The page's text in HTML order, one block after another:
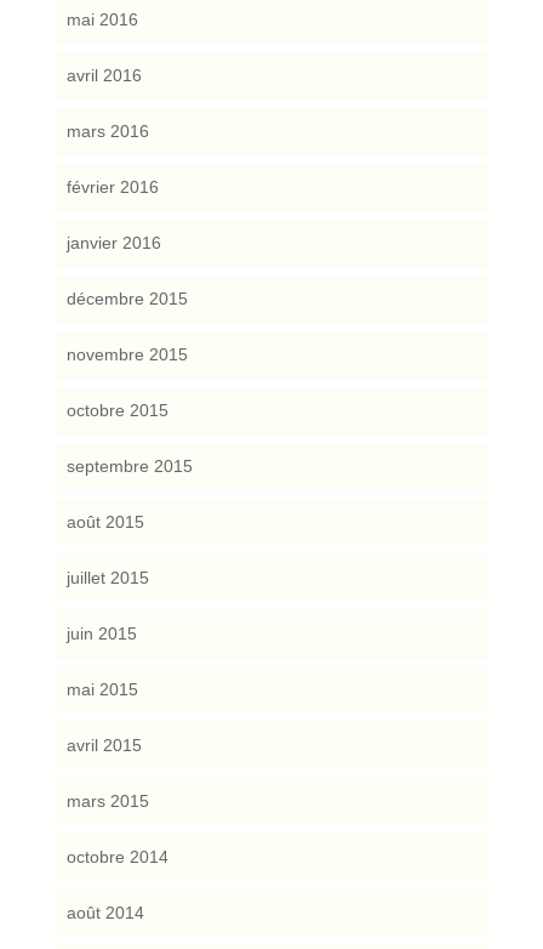
mai 2016
avril 2016
mars 2016
février 2016
janvier 2016
décembre 2015
novembre 2015
octobre 2015
septembre 2015
août 2015
juillet 2015
juin 2015
mai 2015
avril 2015
mars 2015
octobre 2014
août 2014